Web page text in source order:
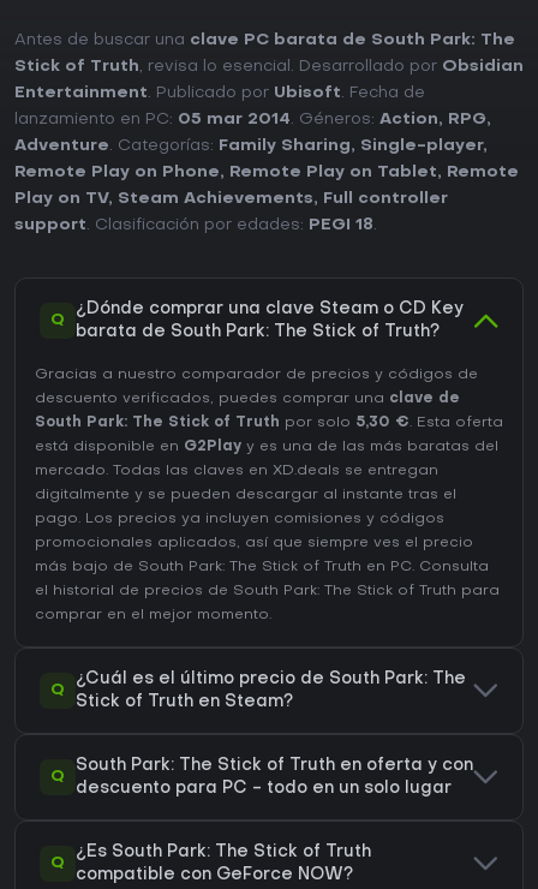
Antes de buscar una clave PC barata de South Park: The
Stick of Truth, revisa lo esencial. Desarrollado por Obsidian
Entertainment. Publicado por Ubisoft. Fecha de
lanzamiento en PC: 05 mar 2014. Géneros: Action, RPG,
Adventure. Categorías: Family Sharing, Single-player,
Remote Play on Phone, Remote Play on Tablet,
Remote
Play on TV, Steam Achievements,
Full controller
support. Clasificación por edades: PEGI 18.
Q
¿Dónde comprar una clave Steam o CD Key
barata de South Park: The Stick of Truth?
Gracias a nuestro comparador de precios y códigos de
descuento verificados, puedes comprar una clave de
South Park: The Stick of Truth por solo 5,30 €. Esta oferta
está disponible en G2Play y es una de las más baratas del
mercado. Todas las claves en XD.deals se entregan
digitalmente y se pueden descargar al instante tras el
pago. Los precios ya incluyen comisiones y códigos
promocionales aplicados, así que siempre ves el precio
más bajo de South Park: The Stick of Truth en PC. Consulta
el
historial de precios de South Park: The Stick of Truth para
comprar en el mejor momento.
Q
¿Cuál es el último precio de South Park: The
Stick of Truth en Steam?
Q
South Park: The Stick of Truth en oferta y con
descuento para PC - todo en un solo lugar
Q
¿Es South Park: The Stick of Truth
compatible con GeForce NOW?